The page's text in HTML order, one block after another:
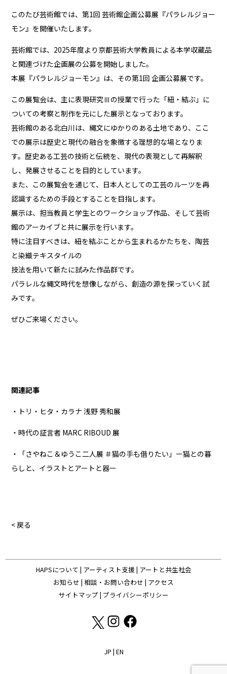
このたび芸術館では、第1回 芸術館企画公募展『パラレルジョー
モン』を開催いたします。
芸術館では、2025年度より京都芸術大学教員による本学収蔵品
と関連づけた企画展の公募を開始しました。
本展『パラレルジョーモン』は、その第1回 企画公募展です。
この展覧会は、主に表現研究Ⅲの授業で行った「紐・結ぶ」に
ついての考察と制作を元にした展示となっております。
芸術館のある北白川は、縄文にゆかりのある土地であり、ここ
での展示は歴史と現代の融合を象徴する理想的な場となりま
す。歴史ある工芸の技術と伝統を、現代の表現として再解釈
し、発展させることを目的としています。
また、この展覧会を通じて、日本人としての工芸のルーツを再
認識するための手段とすることを目指します。
展示は、担当教員と学生とのワークショップ作品、そして芸術
館のアーカイブと共に展示を行います。
特に注目すべきは、紐を結ぶことから生まれるかたちを、陶芸
と染織テキスタイルの
技法を用いて新たに試みた作品群です。
パラレルな縄文時代を想像しながら、創造の源を探っていく試
みです。
ぜひご来場ください。
関連記事
・トリ・ヒタ・カラナ 浅野 秀和展
・時代の証言者 MARC RIBOUD 展
・「さやねこ＆ゆうこ二人展 ＃猫の手も借りたい」ー猫との暮
らしと、イラストとアートと器ー
< 戻る
HAPSについて | アーティスト支援 | アートと共生社会
お知らせ | 相談・お問い合わせ | アクセス
サイトマップ | プライバシーポリシー
JP | EN